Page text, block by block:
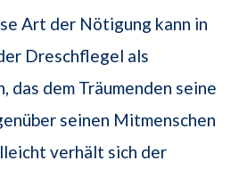
Art der Nötigung kann in
Dreschflegel als
das dem Träumenden seine
seinen Mitmenschen
verhält sich der